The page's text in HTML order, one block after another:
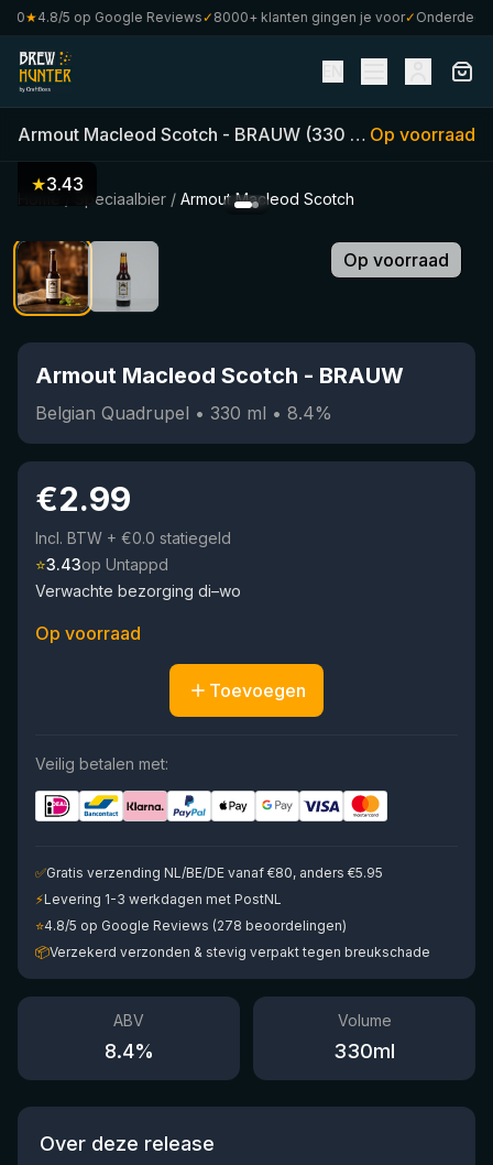
★4.8/5 op Google Reviews✓8000+ klanten gingen je voor✓Onderdeel
Armout Macleod Scotch - BRAUW (330 • 8.4%•
Op voorraad
Speciaalbier / Armout Macleod Scotch
★3.43
Op voorraad
Armout Macleod Scotch - BRAUW
Belgian Quadrupel • 330 ml • 8.4%
€2.99
Incl. BTW + €0.0 statiegeld
⭐3.43op Untappd
Verwachte bezorging di–wo
Op voorraad
Toevoegen
Veilig betalen met:
✅Gratis verzending NL/BE/DE vanaf €80, anders €5.95
⚡Levering 1-3 werkdagen met PostNL
⭐4.8/5 op Google Reviews (278 beoordelingen)
📦Verzekerd verzonden & stevig verpakt tegen breukschade
ABV
8.4%
Volume
330ml
Over deze release